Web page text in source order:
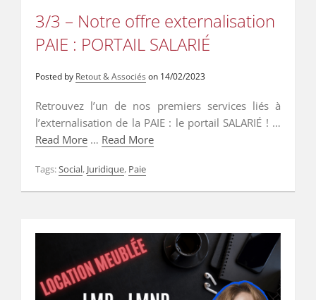
3/3 – Notre offre externalisation
PAIE : PORTAIL SALARIÉ
Posted by Retout & Associés on 14/02/2023
Retrouvez l’un de nos premiers services liés à
l’externalisation de la PAIE : le portail SALARIÉ ! …
Read More … Read More
Tags:Social, Juridique, Paie